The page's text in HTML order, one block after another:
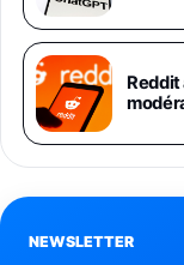
Asus
Bande
Vlan,
39,72€
Reddit
NEWSLETTER